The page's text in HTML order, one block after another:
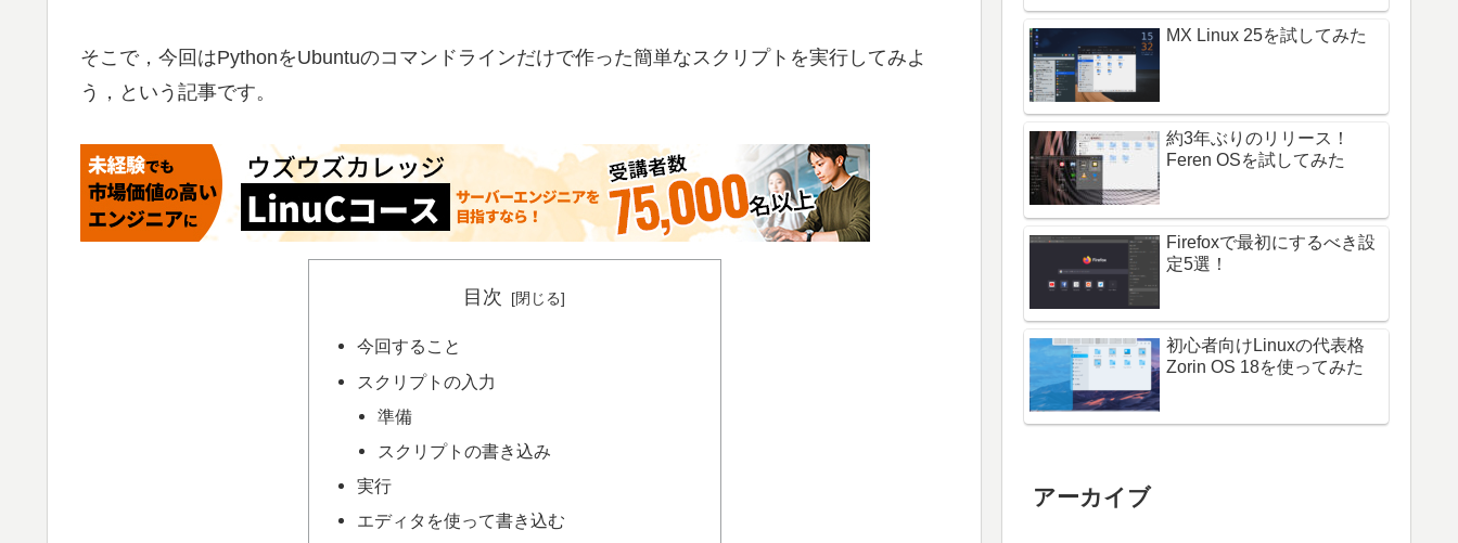
そこで，今回はPythonをUbuntuのコマンドラインだけで作った簡単なスクリプトを実行してみよ
う，という記事です。
目次
今回すること
スクリプトの入力
準備
スクリプトの書き込み
実行
エディタを使って書き込む
MX Linux 25を試してみた
約3年ぶりのリリース！
Feren OSを試してみた
Firefoxで最初にするべき設
定5選！
初心者向けLinuxの代表格
Zorin OS 18を使ってみた
アーカイブ